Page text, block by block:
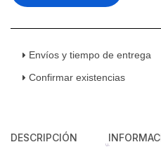
Premium
Plancha
Inoxidable
Envíos y tiempo de entrega
Confirmar existencias
DESCRIPCIÓN